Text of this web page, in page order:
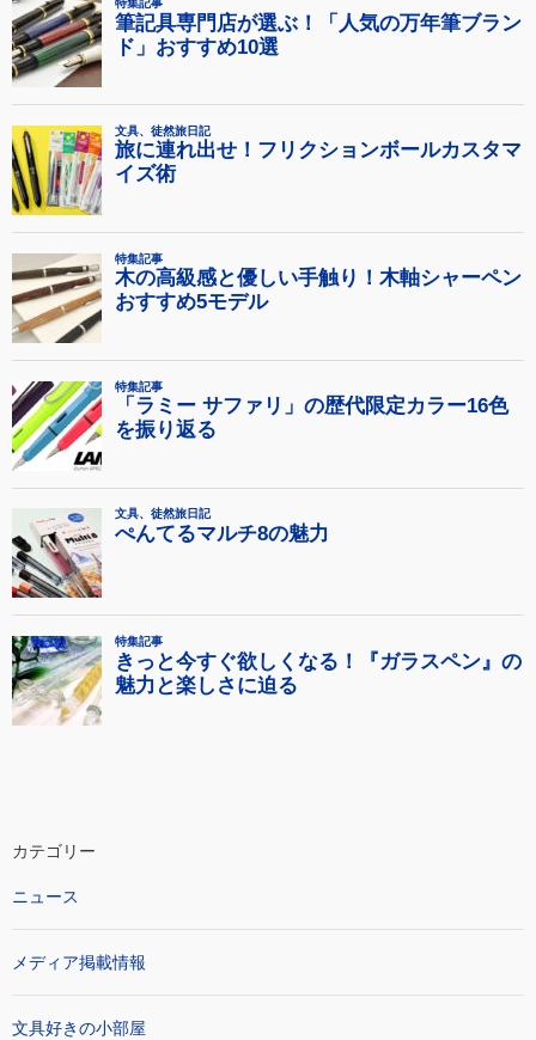
カテゴリー
ニュース
メディア掲載情報
文具好きの小部屋